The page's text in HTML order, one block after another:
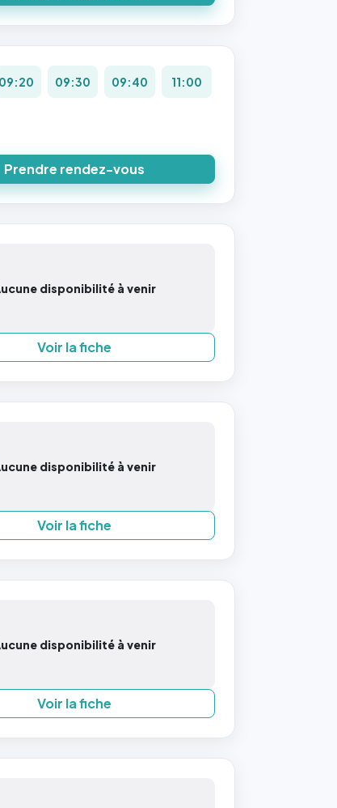
09:20 09:30 09:40 11:00
Prendre rendez-vous
disponibilité à venir
Voir la fiche
disponibilité à venir
Voir la fiche
disponibilité à venir
Voir la fiche